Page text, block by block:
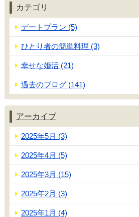
カテゴリ
デートプラン (5)
ひとり者の簡単料理 (3)
幸せな婚活 (21)
過去のブログ (141)
アーカイブ
2025年5月 (3)
2025年4月 (5)
2025年3月 (15)
2025年2月 (3)
2025年1月 (4)